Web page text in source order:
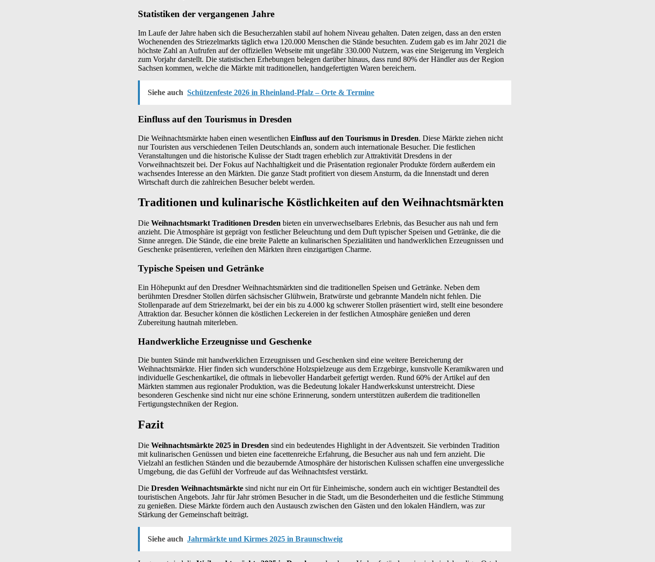
Statistiken der vergangenen Jahre
Im Laufe der Jahre haben sich die Besucherzahlen stabil auf hohem Niveau gehalten. Daten zeigen, dass an den ersten
Wochenenden des Striezelmarkts täglich etwa 120.000 Menschen die Stände besuchten. Zudem gab es im Jahr 2021 die
höchste Zahl an Aufrufen auf der offiziellen Webseite mit ungefähr 330.000 Nutzern, was eine Steigerung im Vergleich
zum Vorjahr darstellt. Die statistischen Erhebungen belegen darüber hinaus, dass rund 80% der Händler aus der Region
Sachsen kommen, welche die Märkte mit traditionellen, handgefertigten Waren bereichern.
Siehe auch Schützenfeste 2026 in Rheinland-Pfalz – Orte & Termine
Einfluss auf den Tourismus in Dresden
Die Weihnachtsmärkte haben einen wesentlichen Einfluss auf den Tourismus in Dresden. Diese Märkte ziehen nicht
nur Touristen aus verschiedenen Teilen Deutschlands an, sondern auch internationale Besucher. Die festlichen
Veranstaltungen und die historische Kulisse der Stadt tragen erheblich zur Attraktivität Dresdens in der
Vorweihnachtszeit bei. Der Fokus auf Nachhaltigkeit und die Präsentation regionaler Produkte fördern außerdem ein
wachsendes Interesse an den Märkten. Die ganze Stadt profitiert von diesem Ansturm, da die Innenstadt und deren
Wirtschaft durch die zahlreichen Besucher belebt werden.
Traditionen und kulinarische Köstlichkeiten auf den Weihnachtsmärkten
Die Weihnachtsmarkt Traditionen Dresden bieten ein unverwechselbares Erlebnis, das Besucher aus nah und fern
anzieht. Die Atmosphäre ist geprägt von festlicher Beleuchtung und dem Duft typischer Speisen und Getränke, die die
Sinne anregen. Die Stände, die eine breite Palette an kulinarischen Spezialitäten und handwerklichen Erzeugnissen und
Geschenke präsentieren, verleihen den Märkten ihren einzigartigen Charme.
Typische Speisen und Getränke
Ein Höhepunkt auf den Dresdner Weihnachtsmärkten sind die traditionellen Speisen und Getränke. Neben dem
berühmten Dresdner Stollen dürfen sächsischer Glühwein, Bratwürste und gebrannte Mandeln nicht fehlen. Die
Stollenparade auf dem Striezelmarkt, bei der ein bis zu 4.000 kg schwerer Stollen präsentiert wird, stellt eine besondere
Attraktion dar. Besucher können die köstlichen Leckereien in der festlichen Atmosphäre genießen und deren
Zubereitung hautnah miterleben.
Handwerkliche Erzeugnisse und Geschenke
Die bunten Stände mit handwerklichen Erzeugnissen und Geschenken sind eine weitere Bereicherung der
Weihnachtsmärkte. Hier finden sich wunderschöne Holzspielzeuge aus dem Erzgebirge, kunstvolle Keramikwaren und
individuelle Geschenkartikel, die oftmals in liebevoller Handarbeit gefertigt werden. Rund 60% der Artikel auf den
Märkten stammen aus regionaler Produktion, was die Bedeutung lokaler Handwerkskunst unterstreicht. Diese
besonderen Geschenke sind nicht nur eine schöne Erinnerung, sondern unterstützen außerdem die traditionellen
Fertigungstechniken der Region.
Fazit
Die Weihnachtsmärkte 2025 in Dresden sind ein bedeutendes Highlight in der Adventszeit. Sie verbinden Tradition
mit kulinarischen Genüssen und bieten eine facettenreiche Erfahrung, die Besucher aus nah und fern anzieht. Die
Vielzahl an festlichen Ständen und die bezaubernde Atmosphäre der historischen Kulissen schaffen eine unvergessliche
Umgebung, die das Gefühl der Vorfreude auf das Weihnachtsfest verstärkt.
Die Dresden Weihnachtsmärkte sind nicht nur ein Ort für Einheimische, sondern auch ein wichtiger Bestandteil des
touristischen Angebots. Jahr für Jahr strömen Besucher in die Stadt, um die Besonderheiten und die festliche Stimmung
zu genießen. Diese Märkte fördern auch den Austausch zwischen den Gästen und den lokalen Händlern, was zur
Stärkung der Gemeinschaft beiträgt.
Siehe auch Jahrmärkte und Kirmes 2025 in Braunschweig